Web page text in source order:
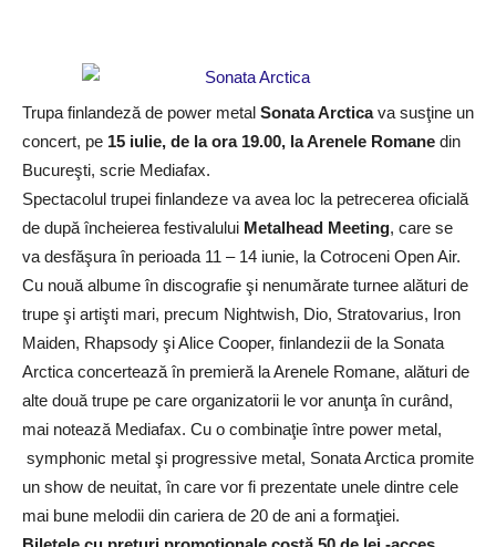
Trupa finlandeză de power metal Sonata Arcticava susţine un
concert, pe 15 iulie, de la ora 19.00, la Arenele Romane din
Bucureşti, scrie Mediafax.
Spectacolul trupei finlandeze va avea loc la petrecerea oficială
de după încheierea festivalului Metalhead Meeting, care se
va desfăşura în perioada 11 – 14 iunie, la Cotroceni Open Air.
Cu nouă albume în discografie şi nenumărate turnee alături de
trupe şi artişti mari, precum Nightwish, Dio, Stratovarius, Iron
Maiden, Rhapsody şi Alice Cooper, finlandezii de la Sonata
Arctica concertează în premieră la Arenele Romane, alături de
alte două trupe pe care organizatorii le vor anunţa în curând,
mai notează Mediafax. Cu o combinaţie între power metal,
symphonic metal şi progressive metal, Sonata Arctica promite
un show de neuitat, în care vor fi prezentate unele dintre cele
mai bune melodii din cariera de 20 de ani a formaţiei.